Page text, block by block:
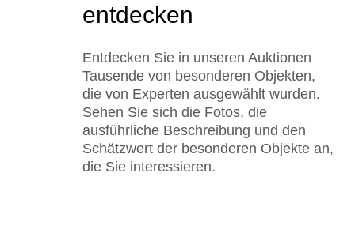
entdecken
Entdecken Sie in unseren Auktionen
Tausende von besonderen Objekten,
die von Experten ausgewählt wurden.
Sehen Sie sich die Fotos, die
ausführliche Beschreibung und den
Schätzwert der besonderen Objekte an,
die Sie interessieren.